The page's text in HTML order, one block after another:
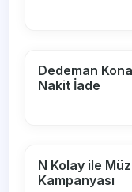
Dedeman
Nakit İade
N Kolay ile
Kampanyası